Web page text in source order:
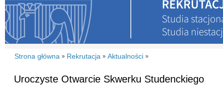
Strona główna » Rekrutacja » Aktualności »
Uroczyste Otwarcie Skwerku Studenckiego